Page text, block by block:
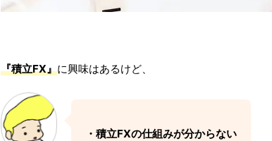
『積立FX』に興味はあるけど、
・積立FXの仕組みが分からない